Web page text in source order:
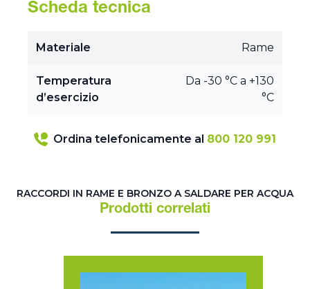
Scheda tecnica
Materiale Rame
Temperatura
d’esercizio
Da -30 °C a +130
°C
Ordina telefonicamente al 800 120 991
RACCORDI IN RAME E BRONZO A SALDARE PER ACQUA
Prodotti correlati